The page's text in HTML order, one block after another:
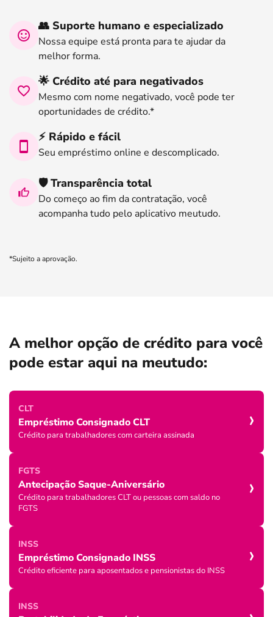
👥 Suporte humano e especializado
Nossa equipe está pronta para te ajudar da
melhor forma.
🌟 Crédito até para negativados
Mesmo com nome negativado, você pode ter
oportunidades de crédito.*
⚡ Rápido e fácil
Seu empréstimo online e descomplicado.
🛡️ Transparência total
Do começo ao fim da contratação, você
acompanha tudo pelo aplicativo meutudo.
*Sujeito a aprovação.
A melhor opção de crédito para você
pode estar aqui na meutudo:
CLT
Empréstimo Consignado CLT
Crédito para trabalhadores com carteira assinada ›
FGTS
Antecipação Saque-Aniversário
Crédito para trabalhadores CLT ou pessoas com saldo no
FGTS
›
INSS
Empréstimo Consignado INSS
Crédito eficiente para aposentados e pensionistas do INSS ›
INSS